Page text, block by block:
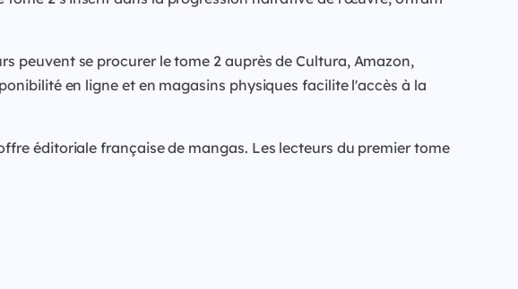
peuvent se procurer le tome 2 auprès de Cultura, Amazon,
en ligne et en magasins physiques facilite l'accès à la
éditoriale française de mangas. Les lecteurs du premier tome